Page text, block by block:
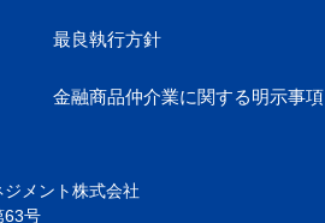
最良執行方針
金融商品仲介業に関する明示事項
メント株式会社
63号